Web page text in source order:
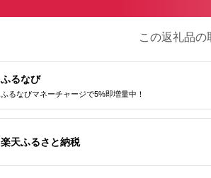
この返礼品の
ふるなび
ふるなびマネーチャージで5%即増量中！
楽天ふるさと納税